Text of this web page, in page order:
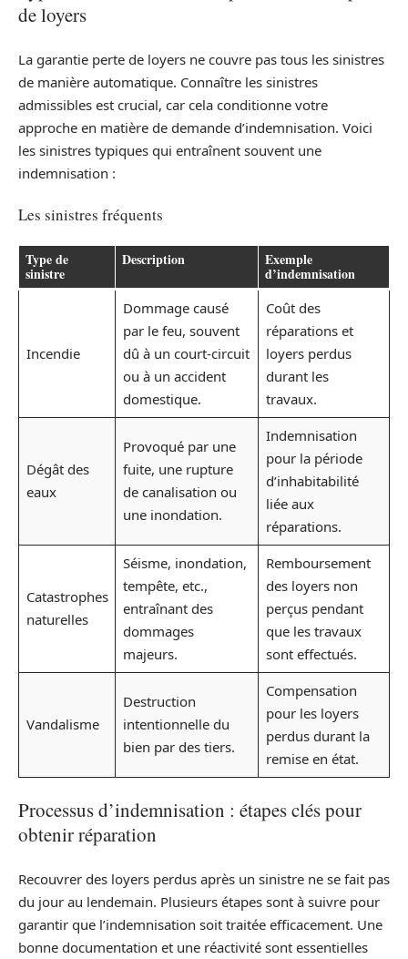
de loyers
La garantie perte de loyers ne couvre pas tous les sinistres
de manière automatique. Connaître les sinistres
admissibles est crucial, car cela conditionne votre
approche en matière de demande d’indemnisation. Voici
les sinistres typiques qui entraînent souvent une
indemnisation :
Les sinistres fréquents
Type de
sinistre
Description Exemple
d’indemnisation
Incendie
Dommage causé
par le feu, souvent
dû à un court-circuit
ou à un accident
domestique.
Coût des
réparations et
loyers perdus
durant les
travaux.
Dégât des
eaux
Provoqué par une
fuite, une rupture
de canalisation ou
une inondation.
Indemnisation
pour la période
d’inhabitabilité
liée aux
réparations.
Catastrophes
naturelles
Séisme, inondation,
tempête, etc.,
entraînant des
dommages
majeurs.
Remboursement
des loyers non
perçus pendant
que les travaux
sont effectués.
Vandalisme
Destruction
intentionnelle du
bien par des tiers.
Compensation
pour les loyers
perdus durant la
remise en état.
Processus d’indemnisation : étapes clés pour
obtenir réparation
Recouvrer des loyers perdus après un sinistre ne se fait pas
du jour au lendemain. Plusieurs étapes sont à suivre pour
garantir que l’indemnisation soit traitée efficacement. Une
bonne documentation et une réactivité sont essentielles